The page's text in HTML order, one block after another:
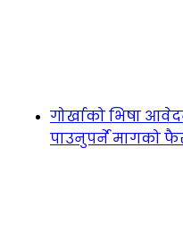
गोर्खाको भिषा
पाउनुपर्ने मागको